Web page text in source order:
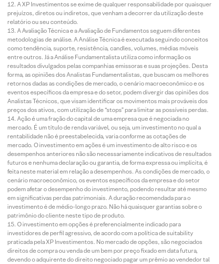
A XP Investimentos se exime de qualquer responsabilidade por quaisquer
prejuízos, diretos ou indiretos, que venham a decorrer da utilização deste
relatório ou seu conteúdo.
A Avaliação Técnica e a Avaliação de Fundamentos seguem diferentes
metodologias de análise. A Análise Técnica é executada seguindo conceitos
como tendência, suporte, resistência, candles, volumes, médias móveis
entre outros. Já a Análise Fundamentalista utiliza como informação os
resultados divulgados pelas companhias emissoras e suas projeções. Desta
forma, as opiniões dos Analistas Fundamentalistas, que buscam os melhores
retornos dadas as condições de mercado, o cenário macroeconômico e os
eventos específicos da empresa e do setor, podem divergir das opiniões dos
Analistas Técnicos, que visam identificar os movimentos mais prováveis dos
preços dos ativos, com utilização de “stops” para limitar as possíveis perdas.
Ação é uma fração do capital de uma empresa que é negociada no
mercado. É um título de renda variável, ou seja, um investimento no qual a
rentabilidade não é preestabelecida, varia conforme as cotações de
mercado. O investimento em ações é um investimento de alto risco e os
desempenhos anteriores não são necessariamente indicativos de resultados
futuros e nenhuma declaração ou garantia, de forma expressa ou implícita, é
feita neste material em relação a desempenhos. As condições de mercado, o
cenário macroeconômico, os eventos específicos da empresa e do setor
podem afetar o desempenho do investimento, podendo resultar até mesmo
em significativas perdas patrimoniais. A duração recomendada para o
investimento é de médio-longo prazo. Não há quaisquer garantias sobre o
patrimônio do cliente neste tipo de produto.
O investimento em opções é preferencialmente indicado para
investidores de perfil agressivo, de acordo com a política de suitability
praticada pela XP Investimentos. No mercado de opções, são negociados
direitos de compra ou venda de um bem por preço fixado em data futura,
devendo o adquirente do direito negociado pagar um prêmio ao vendedor tal